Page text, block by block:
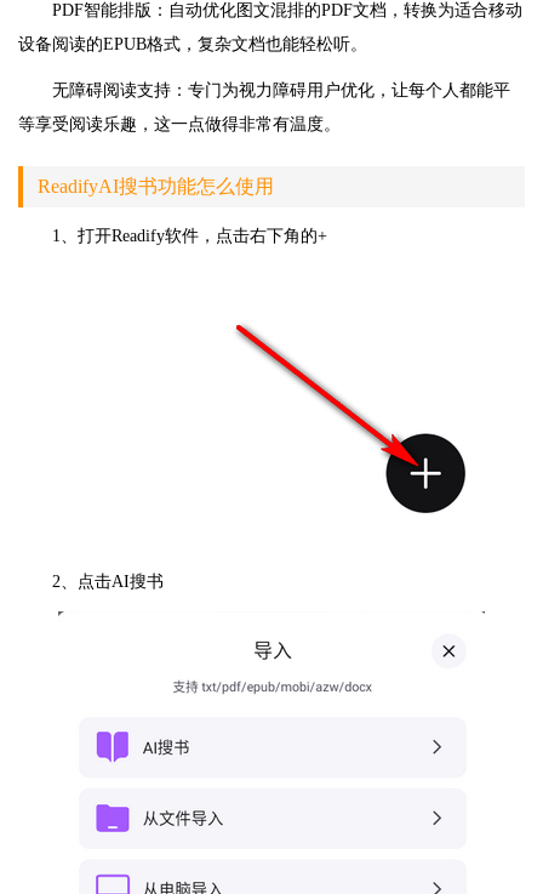
PDF智能排版：自动优化图文混排的PDF文档，转换为适合移动
设备阅读的EPUB格式，复杂文档也能轻松听。
无障碍阅读支持：专门为视力障碍用户优化，让每个人都能平
等享受阅读乐趣，这一点做得非常有温度。
ReadifyAI搜书功能怎么使用
1、打开Readify软件，点击右下角的+
2、点击AI搜书